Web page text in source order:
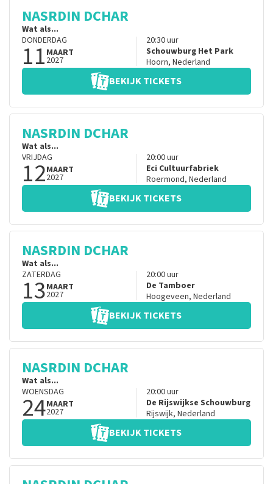
NASRDIN DCHAR
Wat als...
DONDERDAG
11 MAART
2027
20:30uur
Schouwburg Het Park
Hoorn, Nederland
BEKIJK TICKETS
NASRDIN DCHAR
Wat als...
VRIJDAG
12MAART
2027
20:00uur
Eci Cultuurfabriek
Roermond, Nederland
BEKIJK TICKETS
NASRDIN DCHAR
Wat als...
ZATERDAG
13MAART
2027
20:00uur
De Tamboer
Hoogeveen, Nederland
BEKIJK TICKETS
NASRDIN DCHAR
Wat als...
WOENSDAG
24MAART
2027
20:00uur
De Rijswijkse Schouwburg
Rijswijk, Nederland
BEKIJK TICKETS